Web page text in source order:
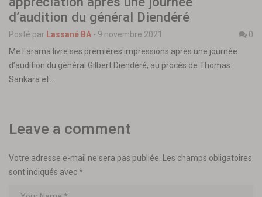
d’audition du général Diendéré
Posté par Lassané BA - 9 novembre 2021
0
Me Farama livre ses premières impressions après une journée
d’audition du général Gilbert Diendéré, au procès de Thomas
Sankara et…
Leave a comment
Votre adresse e-mail ne sera pas publiée. Les champs obligatoires
sont indiqués avec*